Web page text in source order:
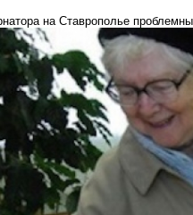
на Ставрополье